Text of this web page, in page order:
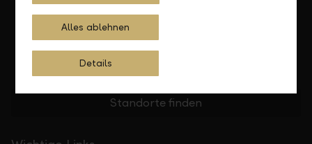
Standorte finden
Alles ablehnen
Details